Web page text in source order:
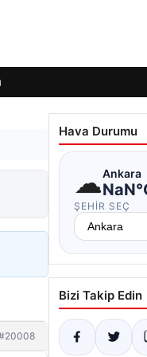
Hava Durumu
☁Ankara
ŞEHIR SEÇ
Bizi Takip Edin